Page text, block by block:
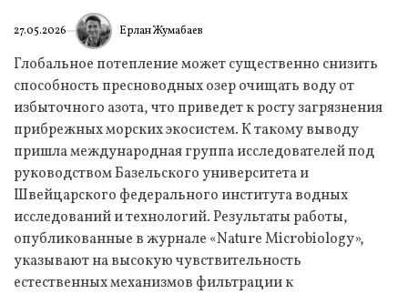
27.05.2026 Ерлан Жумабаев
Глобальное потепление может существенно снизить
способность пресноводных озер очищать воду от
избыточного азота, что приведет к росту загрязнения
прибрежных морских экосистем. К такому выводу
пришла международная группа исследователей под
руководством Базельского университета и
Швейцарского федерального института водных
исследований и технологий. Результаты работы,
опубликованные в журнале «Nature Microbiology»,
указывают на высокую чувствительность
естественных механизмов фильтрации к